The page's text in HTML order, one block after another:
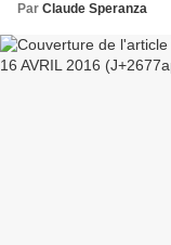
Par Claude Speranza